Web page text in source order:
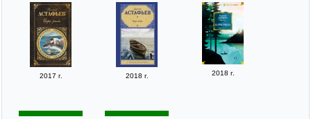
2017 г. 2018 г. 2018 г.